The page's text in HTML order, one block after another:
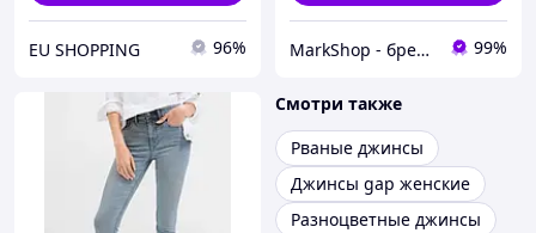
EU SHOPPING 96% MarkShop - брендовая одежда, обувь, аксессуары 99%
Смотри также
Рваные джинсы
Джинсы gap женские
Разноцветные джинсы